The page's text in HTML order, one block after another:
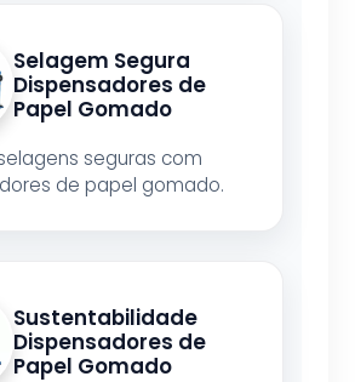
Selagem Segura
Dispensadores de
Papel Gomado
seguras com
de papel gomado.
Sustentabilidade
Dispensadores de
Papel Gomado